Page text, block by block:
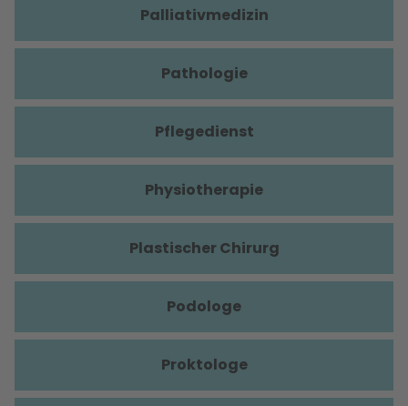
Palliativmedizin
Pathologie
Pflegedienst
Physiotherapie
Plastischer Chirurg
Podologe
Proktologe